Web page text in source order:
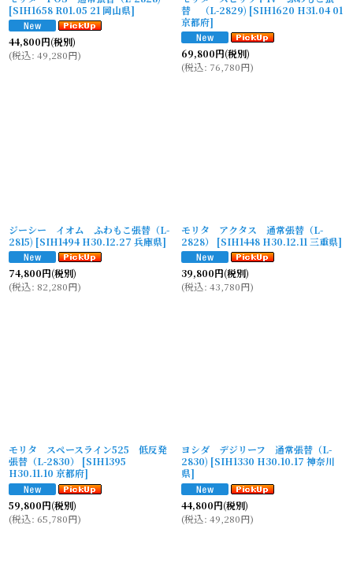
[SIH1658 R01.05 21 岡山県]
44,800円(税別)
(税込: 49,280円)
替 （L-2829) [SIH1620 H31.04 01
京都府]
69,800円(税別)
(税込: 76,780円)
ジーシー イオム ふわもこ張替（L-
2815) [SIH1494 H30.12.27 兵庫県]
74,800円(税別)
(税込: 82,280円)
モリタ アクタス 通常張替（L-
2828）
[SIH1448 H30.12.11 三重県]
39,800円(税別)
(税込: 43,780円)
モリタ スペースライン525 低反発
張替（L-2830）
[SIH1395
H30.11.10 京都府]
59,800円(税別)
(税込: 65,780円)
ヨシダ デジリーフ 通常張替（L-
2830) [SIH1330 H30.10.17 神奈川
県]
44,800円(税別)
(税込: 49,280円)